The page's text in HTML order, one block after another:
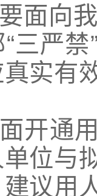
面向
三严
实有
开通
位与
议用